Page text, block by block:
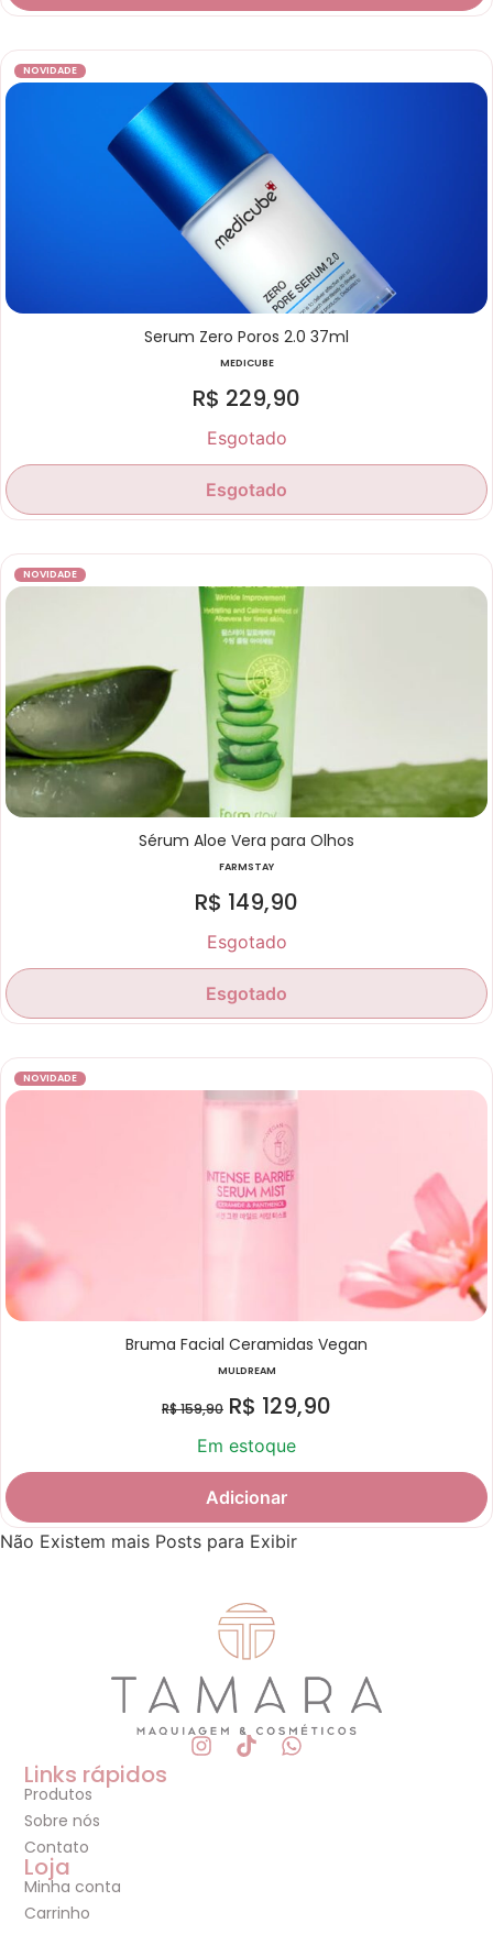
NOVIDADE
Serum Zero Poros 2.0 37ml
MEDICUBE
R$ 229,90
Esgotado
Esgotado
NOVIDADE
Sérum Aloe Vera para Olhos
FARMSTAY
R$ 149,90
Esgotado
Esgotado
NOVIDADE
Bruma Facial Ceramidas Vegan
MULDREAM
R$159,90 R$ 129,90
Em estoque
Adicionar
Não Existem mais Posts para Exibir
Links rápidos
Produtos
Sobre nós
Contato
Loja
Minha conta
Carrinho